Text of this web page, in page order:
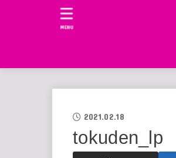
MENU
2021.02.18
tokuden_lp